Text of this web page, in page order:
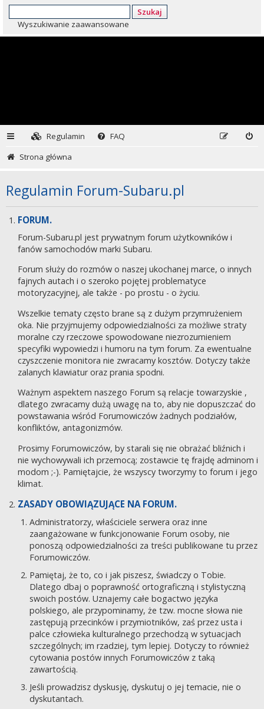
Szukaj
Wyszukiwanie zaawansowane
Regulamin
FAQ
Strona główna
Regulamin Forum-Subaru.pl
FORUM.
Forum-Subaru.pl jest prywatnym forum użytkowników i
fanów samochodów marki Subaru.
Forum służy do rozmów o naszej ukochanej marce, o innych
fajnych autach i o szeroko pojętej problematyce
motoryzacyjnej, ale także - po prostu - o życiu.
Wszelkie tematy często brane są z dużym przymrużeniem
oka. Nie przyjmujemy odpowiedzialności za możliwe straty
moralne czy rzeczowe spowodowane niezrozumieniem
specyfiki wypowiedzi i humoru na tym forum. Za ewentualne
czyszczenie monitora nie zwracamy kosztów. Dotyczy także
zalanych klawiatur oraz prania spodni.
Ważnym aspektem naszego Forum są relacje towarzyskie ,
dlatego zwracamy dużą uwagę na to, aby nie dopuszczać do
powstawania wśród Forumowiczów żadnych podziałów,
konfliktów, antagonizmów.
Prosimy Forumowiczów, by starali się nie obrażać bliźnich i
nie wychowywali ich przemocą; zostawcie tę frajdę adminom i
modom ;-). Pamiętajcie, że wszyscy tworzymy to forum i jego
klimat.
ZASADY OBOWIĄZUJĄCE NA FORUM.
Administratorzy, właściciele serwera oraz inne
zaangażowane w funkcjonowanie Forum osoby, nie
ponoszą odpowiedzialności za treści publikowane tu przez
Forumowiczów.
Pamiętaj, że to, co i jak piszesz, świadczy o Tobie.
Dlatego dbaj o poprawność ortograficzną i stylistyczną
swoich postów. Uznajemy całe bogactwo języka
polskiego, ale przypominamy, że tzw. mocne słowa nie
zastępują przecinków i przymiotników, zaś przez usta i
palce człowieka kulturalnego przechodzą w sytuacjach
szczególnych; im rzadziej, tym lepiej. Dotyczy to również
cytowania postów innych Forumowiczów z taką
zawartością.
Jeśli prowadzisz dyskusję, dyskutuj o jej temacie, nie o
dyskutantach.